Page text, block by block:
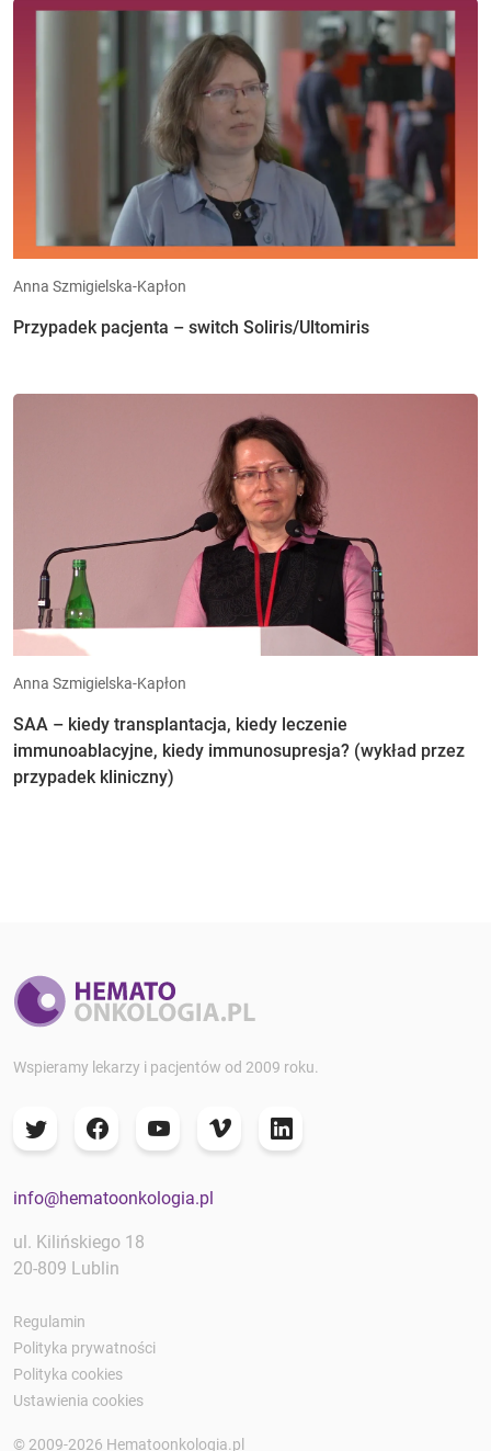
Anna Szmigielska-Kapłon
Przypadek pacjenta – switch Soliris/Ultomiris
Anna Szmigielska-Kapłon
SAA – kiedy transplantacja, kiedy leczenie
immunoablacyjne, kiedy immunosupresja? (wykład przez
przypadek kliniczny)
Wspieramy lekarzy i pacjentów od 2009 roku.
info@hematoonkologia.pl
ul. Kilińskiego 18
20-809 Lublin
Regulamin
Polityka prywatności
Polityka cookies
Ustawienia cookies
© 2009-2026 Hematoonkologia.pl